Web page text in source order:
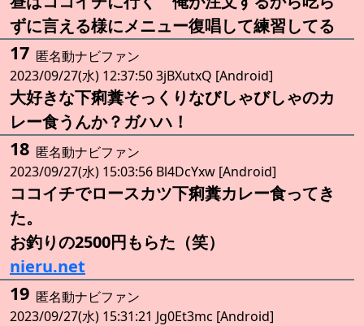
ずに言える様にメニュー復唱して練習してる
17 匿名動ナビファン
2023/09/27(水) 12:37:50 3jBXutxQ [Android]
大好きな下痢糞そっくりなびしゃびしゃのカ
レー食うんか？ガハハ！
18 匿名動ナビファン
2023/09/27(水) 15:03:56 Bl4DcYxw [Android]
ココイチでロースカツ下痢糞カレー食ってき
た。
お釣りの2500円もらた（笑）
nieru.net
19 匿名動ナビファン
2023/09/27(水) 15:31:21 Jg0Et3mc [Android]